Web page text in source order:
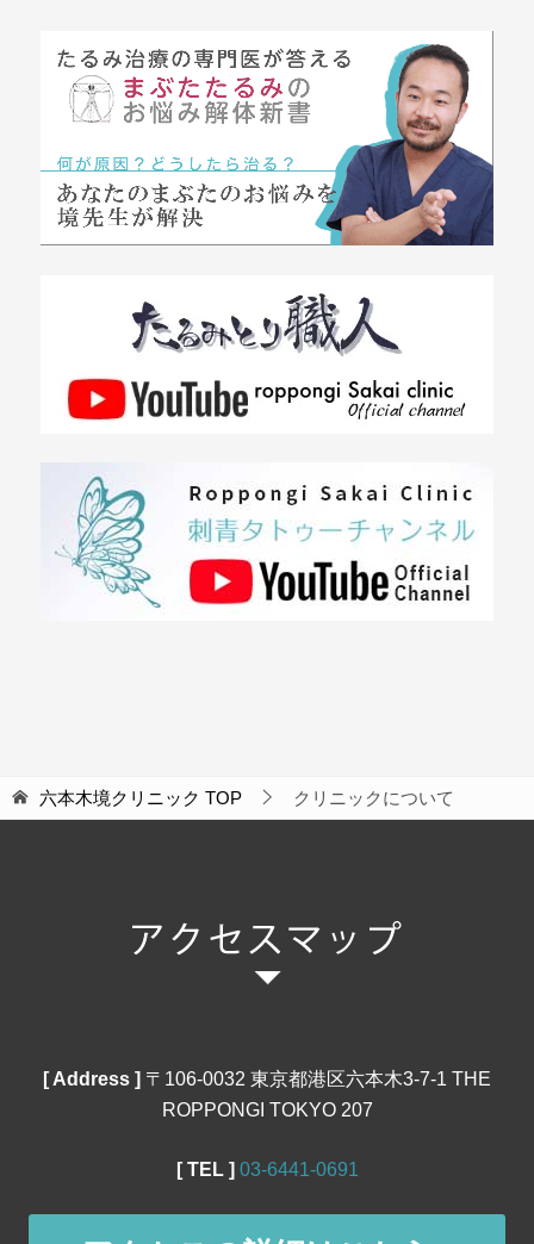
六本木境クリニック TOP クリニックについて
[ Address ] 〒106‐0032 東京都港区六本木3-7-1 THE
ROPPONGI TOKYO 207
[ TEL ] 03‐6441‐0691